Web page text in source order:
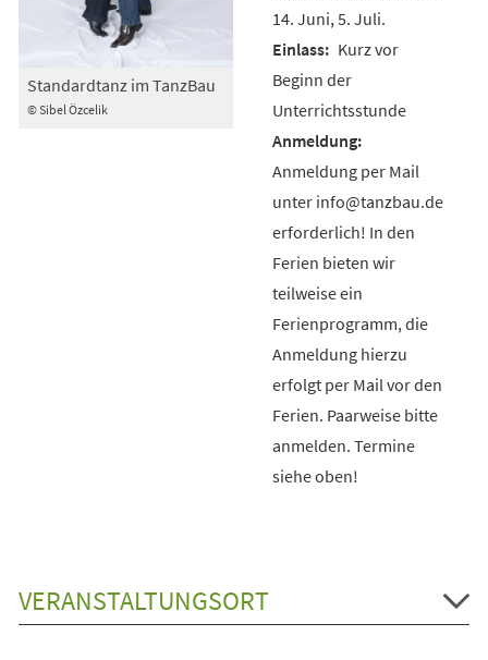
© Sibel Özcelik
Standardtanz im TanzBau
14. Juni, 5. Juli.
Kurz vor
Beginn der
Unterrichtsstunde
Anmeldung per Mail
unter info@tanzbau.de
erforderlich! In den
Ferien bieten wir
teilweise ein
Ferienprogramm, die
Anmeldung hierzu
erfolgt per Mail vor den
Ferien. Paarweise bitte
anmelden. Termine
siehe oben!
VERANSTALTUNGSORT